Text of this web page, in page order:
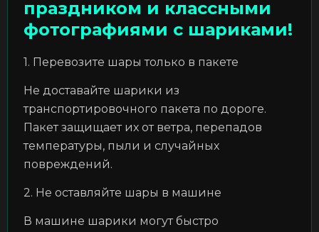
праздником и классными
фотографиями с шариками!
1. Перевозите шары только в пакете
Не доставайте шарики из
транспортировочного пакета по дороге.
Пакет защищает их от ветра, перепадов
температуры, пыли и случайных
повреждений.
2. Не оставляйте шары в машине
В машине шарики могут быстро